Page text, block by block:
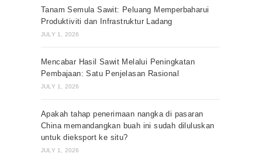
Tanam Semula Sawit: Peluang Memperbaharui
Produktiviti dan Infrastruktur Ladang
JULY 1, 2026
Mencabar Hasil Sawit Melalui Peningkatan
Pembajaan: Satu Penjelasan Rasional
JULY 1, 2026
Apakah tahap penerimaan nangka di pasaran
China memandangkan buah ini sudah diluluskan
untuk dieksport ke situ?
JULY 1, 2026